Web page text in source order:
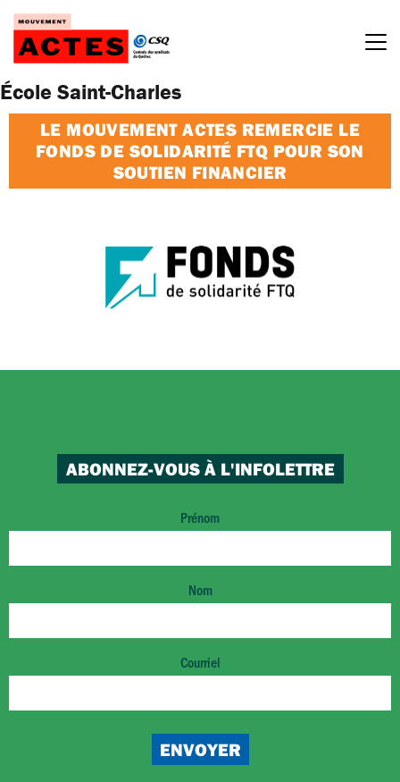
Passer
contenu
École Saint-Charles
LE MOUVEMENT ACTES REMERCIE LE
FONDS DE SOLIDARITÉ FTQ POUR SON
SOUTIEN FINANCIER
ABONNEZ-VOUS À L'INFOLETTRE
Prénom
Nom
Courriel